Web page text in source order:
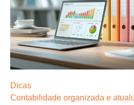
Dicas
Contabilidade organizada e